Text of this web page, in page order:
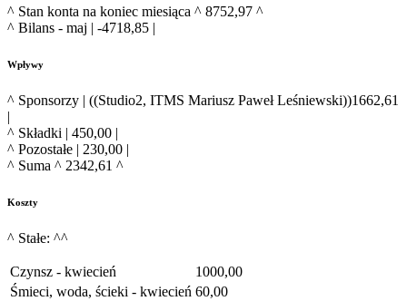
^ Stan konta na koniec miesiąca ^ 8752,97 ^
^ Bilans - maj | -4718,85 |
Wpływy
^ Sponsorzy | ((Studio2, ITMS Mariusz Paweł Leśniewski))1662,61
|
^ Składki | 450,00 |
^ Pozostałe | 230,00 |
^ Suma ^ 2342,61 ^
Koszty
^ Stałe: ^^
Czynsz - kwiecień
1000,00
Śmieci, woda, ścieki - kwiecień 60,00